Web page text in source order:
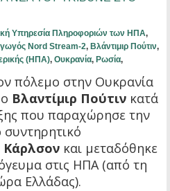
Υπηρεσία Πληροφοριών των ΗΠΑ,
Nord Stream-2, Βλάντιμιρ Πούτιν,
(ΗΠΑ), Ουκρανία, Ρωσία,
πόλεμο στην Ουκρανία
Βλαντίμιρ Πούτιν κατά
που παραχώρησε την
Κάρλσον και μεταδόθηκε
στις ΗΠΑ (από τη
Ελλάδας).